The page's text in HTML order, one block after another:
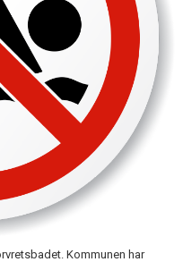
Kommunen har